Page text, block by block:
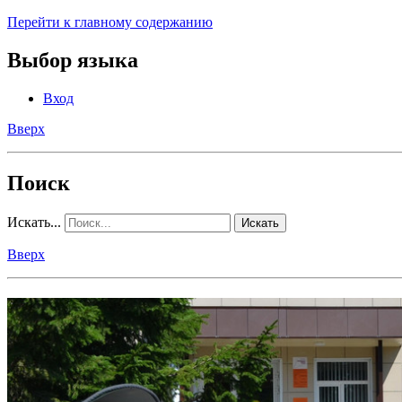
Перейти к главному содержанию
Выбор языка
Вход
Вверх
Поиск
Искать... Искать
Вверх